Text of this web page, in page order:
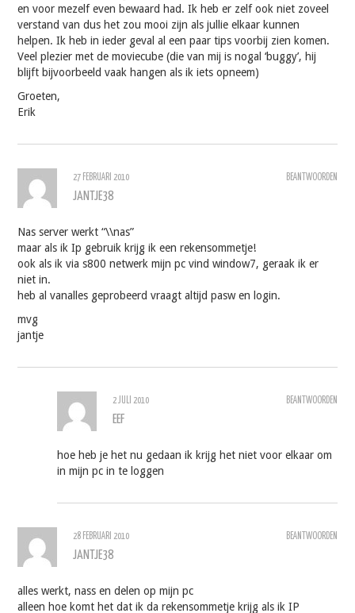
en voor mezelf even bewaard had. Ik heb er zelf ook niet zoveel
verstand van dus het zou mooi zijn als jullie elkaar kunnen
helpen. Ik heb in ieder geval al een paar tips voorbij zien komen.
Veel plezier met de moviecube (die van mij is nogal ‘buggy’, hij
blijft bijvoorbeeld vaak hangen als ik iets opneem)
Groeten,
Erik
BEANTWOORDEN
27 FEBRUARI 2010
JANTJE38
Nas server werkt “\\nas”
maar als ik Ip gebruik krijg ik een rekensommetje!
ook als ik via s800 netwerk mijn pc vind window7, geraak ik er
niet in.
heb al vanalles geprobeerd vraagt altijd pasw en login.
mvg
jantje
BEANTWOORDEN
2 JULI 2010
EEF
hoe heb je het nu gedaan ik krijg het niet voor elkaar om
in mijn pc in te loggen
BEANTWOORDEN
28 FEBRUARI 2010
JANTJE38
alles werkt, nass en delen op mijn pc
alleen hoe komt het dat ik da rekensommetje krijg als ik IP